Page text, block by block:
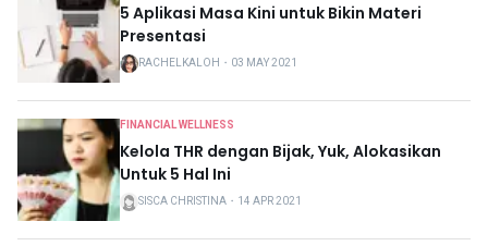
5 Aplikasi Masa Kini untuk Bikin Materi
Presentasi
RACHELKALOH ・ 03 MAY 2021
FINANCIAL WELLNESS
Kelola THR dengan Bijak, Yuk, Alokasikan
Untuk 5 Hal Ini
SISCA CHRISTINA ・ 14 APR 2021